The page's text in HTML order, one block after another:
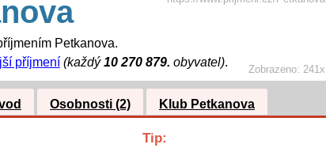
Zobrazeno:241x
Petkanova.
příjmení (každý10 270 879. obyvatel).
Osobnosti (2) Klub Petkanova
Tip: